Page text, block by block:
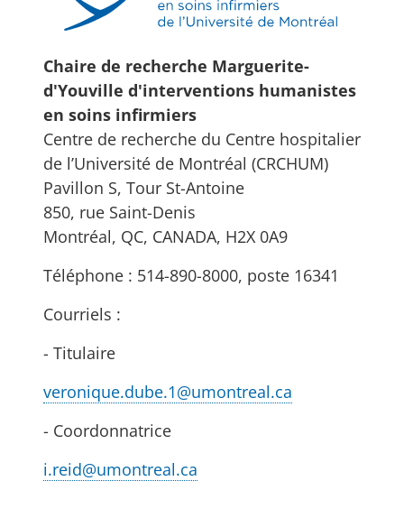
Chaire de recherche Marguerite-
d'Youville d'interventions humanistes
en soins infirmiers
Centre de recherche du Centre hospitalier
de l’Université de Montréal (CRCHUM)
Pavillon S, Tour St-Antoine
850, rue Saint-Denis
Montréal, QC, CANADA, H2X 0A9
Téléphone : 514-890-8000, poste 16341
Courriels :
- Titulaire
veronique.dube.1@umontreal.ca
- Coordonnatrice
i.reid@umontreal.ca